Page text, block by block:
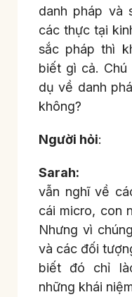
danh pháp và
các thực tại
sắc pháp thì
biết gì cả.
dụ về danh
không?
Người hỏi:
Sarah:
vẫn nghĩ về
cái micro, con
Nhưng vì
và các đối
biết đó chỉ
những khái